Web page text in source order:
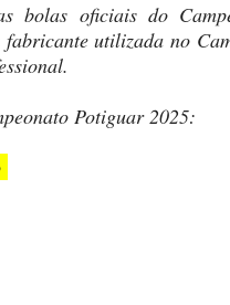
bolas oficiais do
utilizada no
Potiguar 2025: